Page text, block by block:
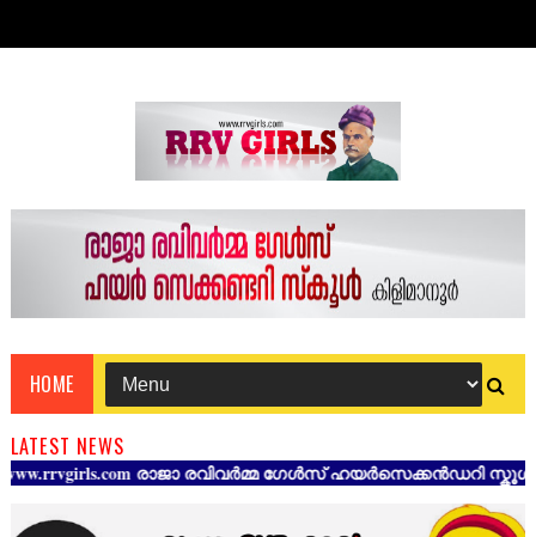
HOME
LATEST NEWS
രാജാ രവിവർമ്മ ഗേൾസ് ഹയർസെക്കൻഡറി സ്കൂൾ